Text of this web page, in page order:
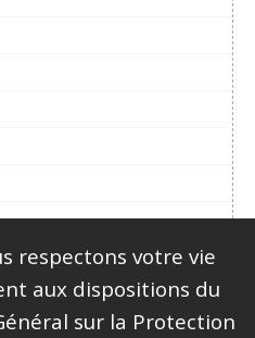
& TWITTER !
respectons votre vie
aux dispositions du
sur la Protection